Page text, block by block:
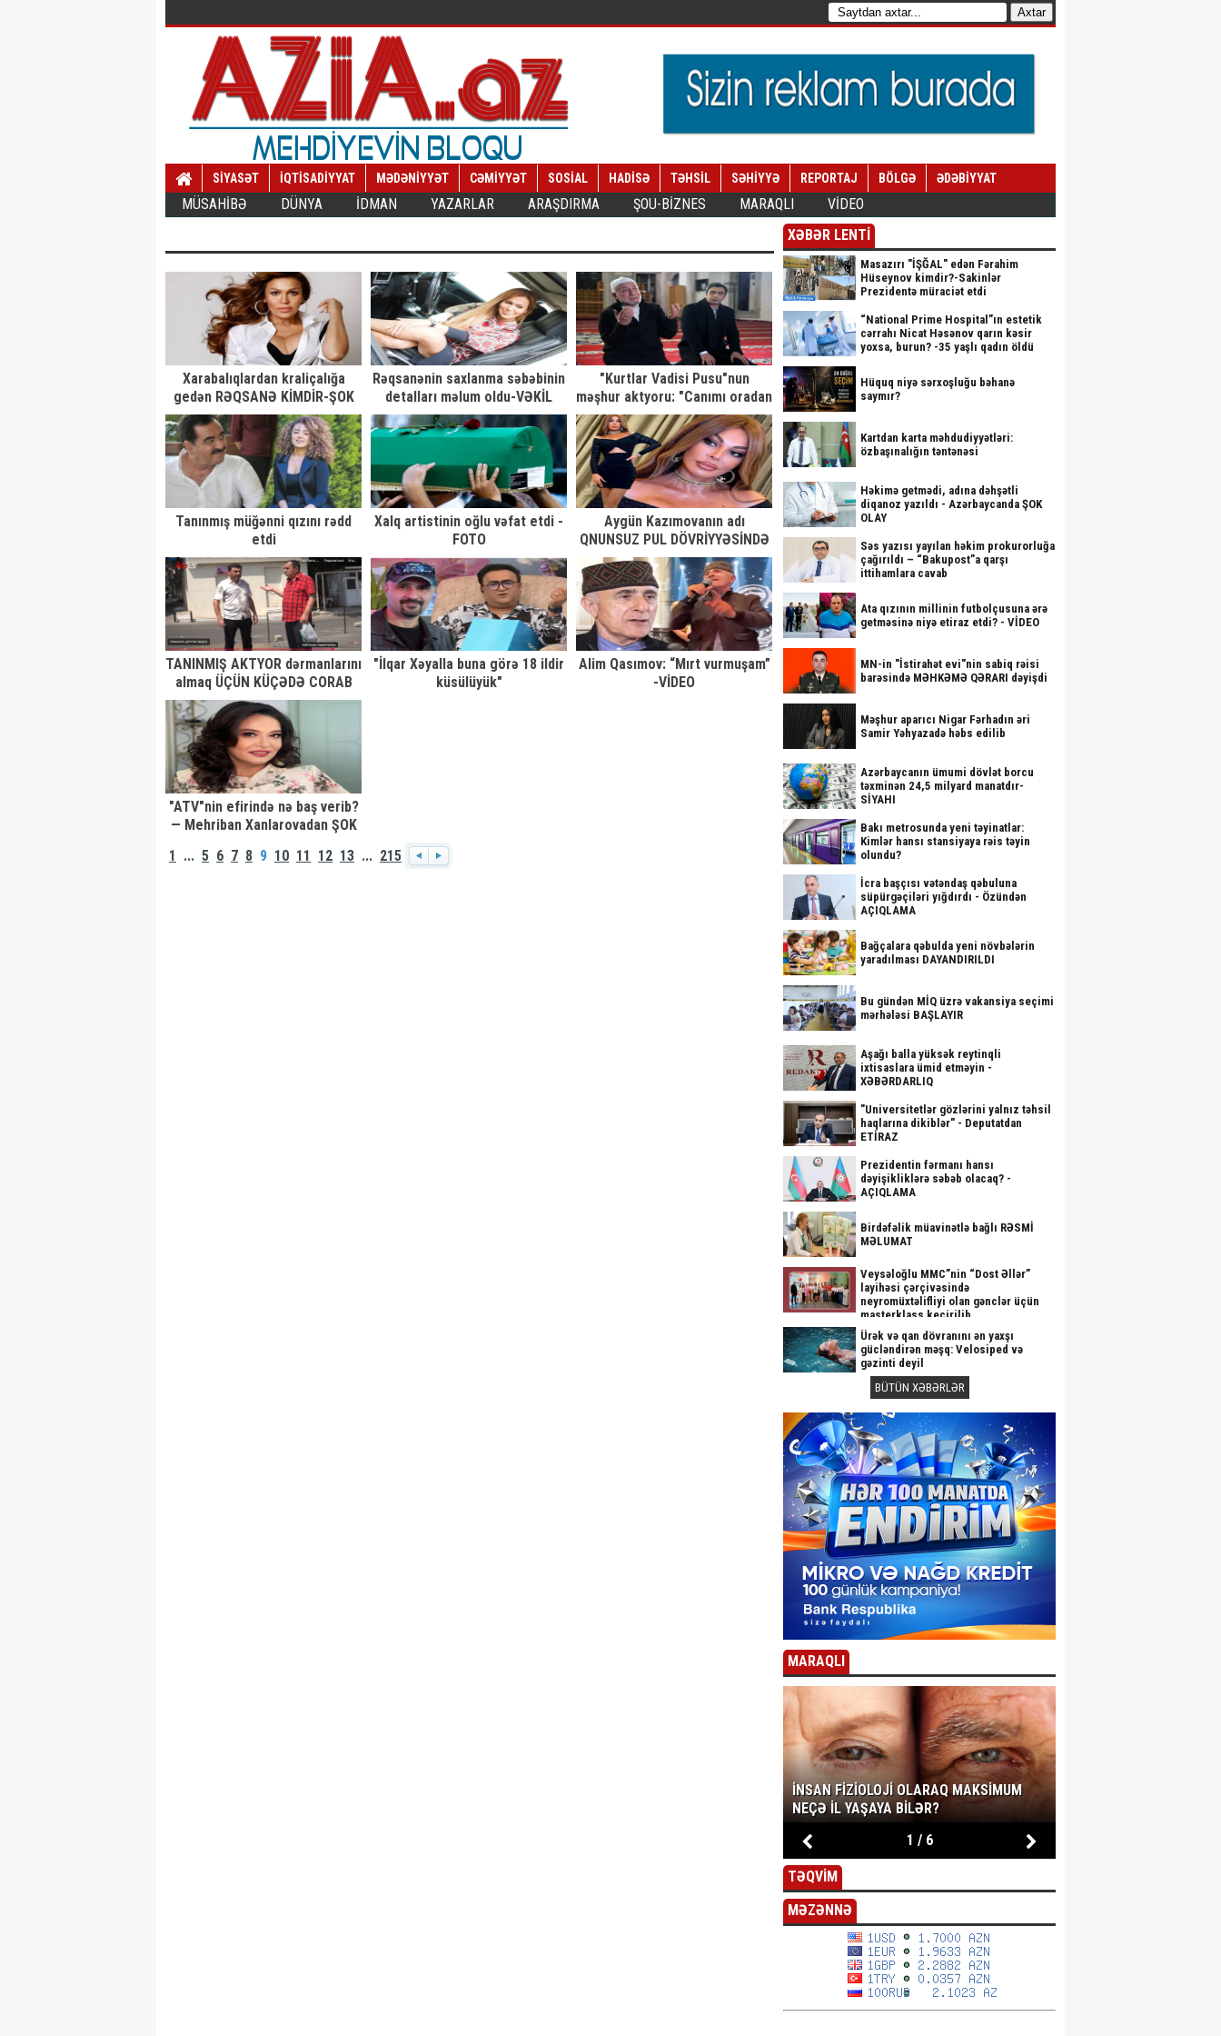
SİYASƏT İQTİSADİYYAT MƏDƏNİYYƏT CƏMİYYƏT SOSİAL HADİSƏ TƏHSİL SƏHİYYƏ REPORTAJ BÖLGƏ ƏDƏBİYYAT
MÜSAHİBƏ DÜNYA İDMAN YAZARLAR ARAŞDIRMA ŞOU-BİZNES MARAQLI VİDEO
Xarabalıqlardan kraliçalığa
gedən RƏQSANƏ KİMDİR-ŞOK
DETALLAR
Rəqsanənin saxlanma səbəbinin
detalları məlum oldu-VƏKİL
DANIŞDI
"Kurtlar Vadisi Pusu"nun
məşhur aktyoru: "Canımı oradan
çətinliklə qurtardım"
Tanınmış müğənni qızını rədd
etdi
Xalq artistinin oğlu vəfat etdi -
FOTO
Aygün Kazımovanın adı
QNUNSUZ PUL DÖVRİYYƏSİNDƏ
KEÇİR - DƏHŞƏTLİ FAKTLAR
TANINMIŞ AKTYOR dərmanlarını
almaq ÜÇÜN KÜÇƏDƏ CORAB
SATIB-DƏHŞƏTLİ MƏNZƏRƏ
"İlqar Xəyalla buna görə 18 ildir
küsülüyük"
Alim Qasımov: “Mırt vurmuşam”
-VİDEO
"ATV"nin efirində nə baş verib?
— Mehriban Xanlarovadan ŞOK
1 ... 5 6 7 8 9 10 11 12 13 ... 215
XƏBƏR LENTİ
Masazırı "İŞĞAL" edən Fərahim
Hüseynov kimdir?-Sakinlər
Prezidentə müraciət etdi
“National Prime Hospital”ın estetik
cərrahı Nicat Həsənov qarın kəsir
yoxsa, burun? -35 yaşlı qadın öldü
Hüquq niyə sərxoşluğu bəhanə
saymır?
Kartdan karta məhdudiyyətləri:
özbaşınalığın təntənəsi
Həkimə getmədi, adına dəhşətli
diqanoz yazıldı - Azərbaycanda ŞOK
OLAY
Səs yazısı yayılan həkim prokurorluğa
çağırıldı – “Bakupost”a qarşı
ittihamlara cavab
Ata qızının millinin futbolçusuna ərə
getməsinə niyə etiraz etdi? - VİDEO
MN-in "İstirahət evi"nin sabiq rəisi
barəsində MƏHKƏMƏ QƏRARI dəyişdi
Məşhur aparıcı Nigar Fərhadın əri
Samir Yəhyazadə həbs edilib
Azərbaycanın ümumi dövlət borcu
təxminən 24,5 milyard manatdır-
SİYAHI
Bakı metrosunda yeni təyinatlar:
Kimlər hansı stansiyaya rəis təyin
olundu?
İcra başçısı vətəndaş qəbuluna
süpürgəçiləri yığdırdı - Özündən
AÇIQLAMA
Bağçalara qəbulda yeni növbələrin
yaradılması DAYANDIRILDI
Bu gündən MİQ üzrə vakansiya seçimi
mərhələsi BAŞLAYIR
Aşağı balla yüksək reytinqli
ixtisaslara ümid etməyin -
XƏBƏRDARLIQ
"Universitetlər gözlərini yalnız təhsil
haqlarına dikiblər" - Deputatdan
ETİRAZ
Prezidentin fərmanı hansı
dəyişikliklərə səbəb olacaq? -
AÇIQLAMA
Birdəfəlik müavinətlə bağlı RƏSMİ
MƏLUMAT
Veysəloğlu MMC”nin “Dost Əllər”
layihəsi çərçivəsində
neyromüxtəlifliyi olan gənclər üçün
masterklass keçirilib
Ürək və qan dövranını ən yaxşı
gücləndirən məşq: Velosiped və
gəzinti deyil
BÜTÜN XƏBƏRLƏR
MARAQLI
İNSAN FIZIOLOJI OLARAQ MAKSIMUM
NEÇƏ IL YAŞAYA BILƏR?
1 / 6
TƏQVİM
MƏZƏNNƏ